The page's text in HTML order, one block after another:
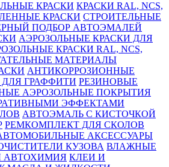
КРАСКИ КРАСКИ RAL, NCS,
КРАСКИ СТРОИТЕЛЬНЫЕ
ПОДБОР АВТОЭМАЛЕЙ
АЭРОЗОЛЬНЫЕ КРАСКИ ДЛЯ
КРАСКИ RAL, NCS,
МАТЕРИАЛЫ
АНТИКОРРОЗИОННЫЕ
ДЛЯ ГРАФФИТИ РЕЗИНОВЫЕ
АЭРОЗОЛЬНЫЕ ПОКРЫТИЯ
ЭФФЕКТАМИ
АВТОЭМАЛЬ С КИСТОЧКОЙ
РЕМКОМПЛЕКТ ДЛЯ СКОЛОВ
АКСЕССУАРЫ
КУЗОВА ВЛАЖНЫЕ
АВТОХИМИЯ КЛЕИ И